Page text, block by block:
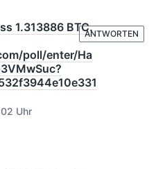
1.313886 BTC.
poll/enter/Ha
Uhr
ANTWORTEN